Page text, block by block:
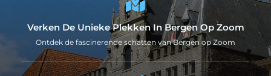
Verken De Unieke Plekken In Bergen Op Zoom
Ontdek de fascinerende schatten van Bergen op Zoom